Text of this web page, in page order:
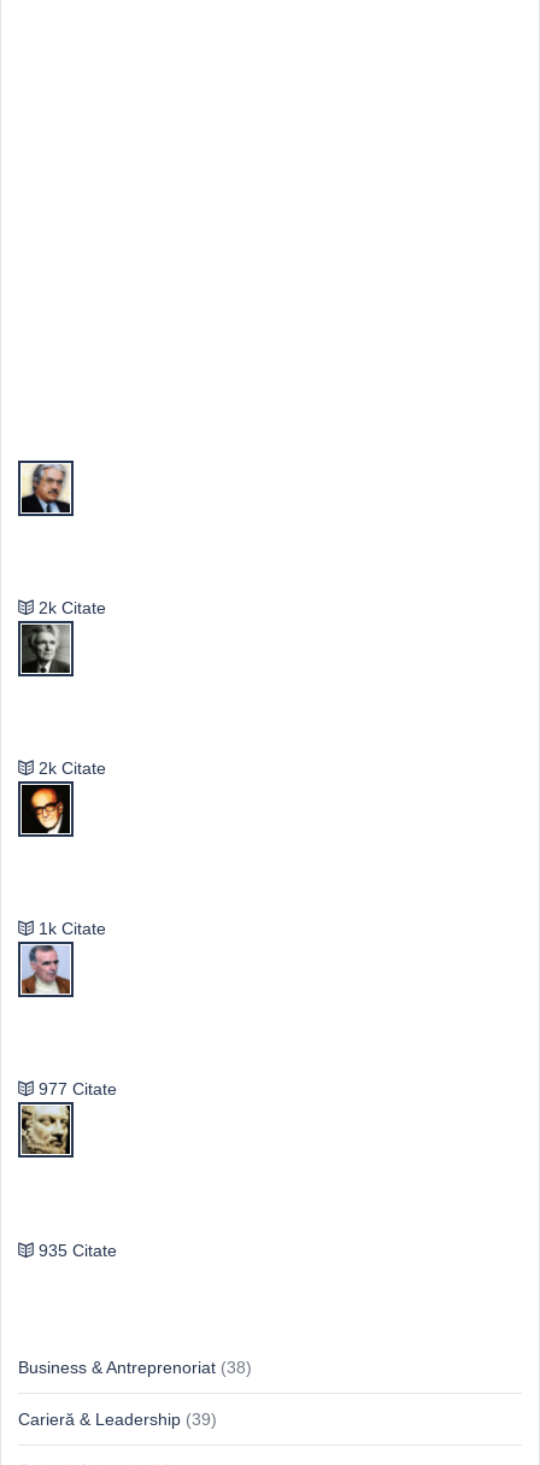
2k Citate
2k Citate
1k Citate
977 Citate
935 Citate
Business & Antreprenoriat (38)
Carieră & Leadership (39)